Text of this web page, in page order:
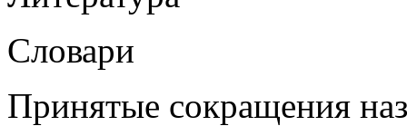
Словари
Принятые сокращения